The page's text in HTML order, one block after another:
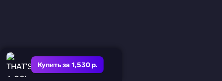
Купить за 1,530 р.